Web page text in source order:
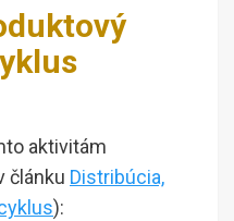
aktivitám
článku Distribúcia,
):